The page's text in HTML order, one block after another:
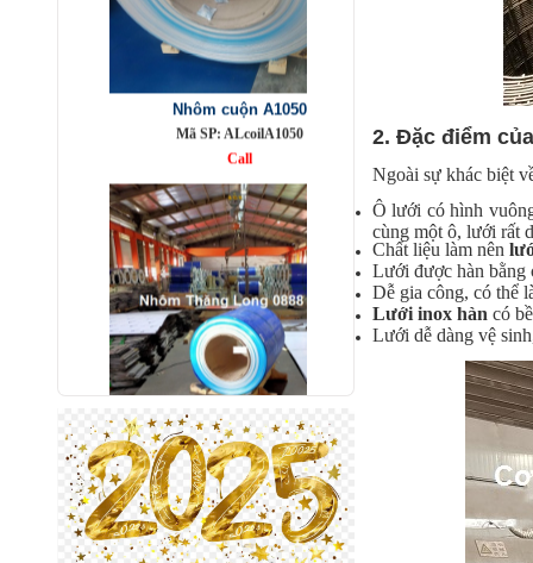
Nhôm cuộn A1050
Mã SP: ALcoilA1050
Call
Mã SP: AbaoonA1050
Call
2. Đặc điểm của
Ngoài sự khác biệt
Ô lưới có hình
cùng một ô, lưới rất
Chất liệu làm nên
Lưới được hàn bằng
Dễ gia công, có thể
Lưới inox hàn có
Lưới dễ dàng vệ